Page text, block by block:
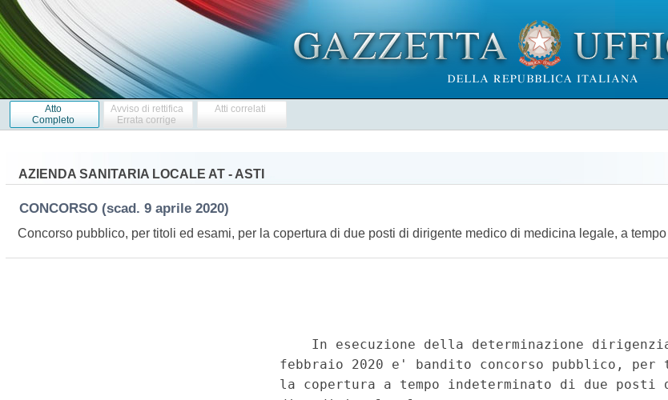
Atto
Completo
Avviso di rettifica
Errata corrige
Atti correlati
AZIENDA SANITARIA LOCALE AT - ASTI
CONCORSO (scad. 9 aprile 2020)
Concorso pubblico, per titoli ed esami, per la copertura di due posti di dirigente medico di medicina legale, a